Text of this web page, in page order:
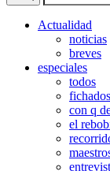
Actualidad
noticias
breves
especiales
todos
fichados
con q
el